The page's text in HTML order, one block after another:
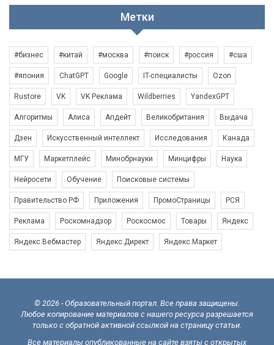
Метки
#бизнес #китай #москва #поиск #россия #сша
#япония ChatGPT Google IT-специалисты Ozon
Rustore VK VK Реклама Wildberries YandexGPT
Алгоритмы Алиса Апдейт Великобритания Выдача
Дзен Искусственный интеллект Исследования Канада
МГУ Маркетплейс Минобрнауки Минцифры Наука
Нейросети Обучение Поисковые системы
Правительство РФ Приложения ПромоСтраницы РСЯ
Реклама Роскомнадзор Роскосмос Товары Яндекс
Яндекс.Вебмастер Яндекс.Директ Яндекс.Маркет
© 2026 - Образовательный портал. Все права защищены.
Любое копирование материалов с нашего ресурса разрешается
только с обратной активной ссылкой на страницу статьи.
Все материалы опубликованные на сайте взяты с открытых